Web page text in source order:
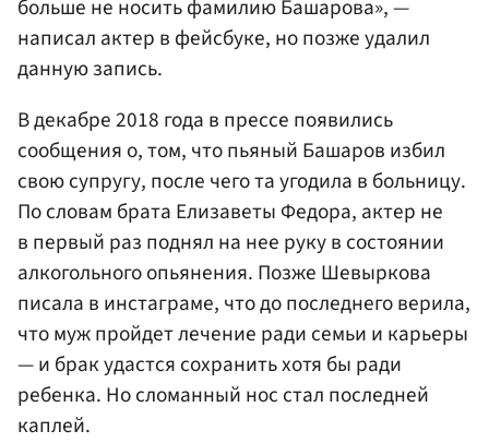
больше не носить фамилию Башарова», —
написал актер в фейсбуке, но позже удалил
данную запись.
В декабре 2018 года в прессе появились
сообщения о, том, что пьяный Башаров избил
свою супругу, после чего та угодила в больницу.
По словам брата Елизаветы Федора, актер не
в первый раз поднял на нее руку в состоянии
алкогольного опьянения. Позже Шевыркова
писала в инстаграме, что до последнего верила,
что муж пройдет лечение ради семьи и карьеры
— и брак удастся сохранить хотя бы ради
ребенка. Но сломанный нос стал последней
каплей.